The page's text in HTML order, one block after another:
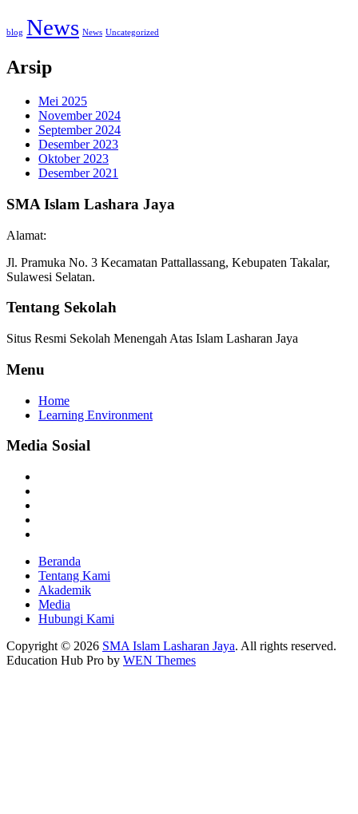
blog News News Uncategorized
Arsip
Mei 2025
November 2024
September 2024
Desember 2023
Oktober 2023
Desember 2021
SMA Islam Lashara Jaya
Alamat:
Jl. Pramuka No. 3 Kecamatan Pattallassang, Kebupaten Takalar,
Sulawesi Selatan.
Tentang Sekolah
Situs Resmi Sekolah Menengah Atas Islam Lasharan Jaya
Menu
Home
Learning Environment
Media Sosial
Beranda
Tentang Kami
Akademik
Media
Hubungi Kami
Copyright © 2026 SMA Islam Lasharan Jaya. All rights reserved.
Education Hub Pro by WEN Themes